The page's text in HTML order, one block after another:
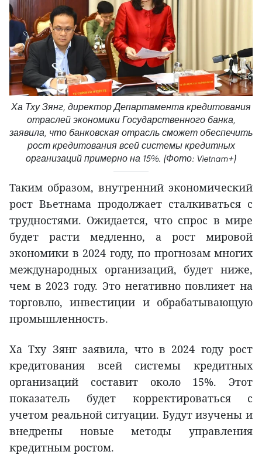
Ха Тху Зянг, директор Департамента кредитования
отраслей экономики Государственного банка,
заявила, что банковская отрасль сможет обеспечить
рост кредитования всей системы кредитных
организаций примерно на 15%. (Фото: Vietnam+)
Таким образом, внутренний экономический
рост Вьетнама продолжает сталкиваться с
трудностями. Ожидается, что спрос в мире
будет расти медленно, а рост мировой
экономики в 2024 году, по прогнозам многих
международных организаций, будет ниже,
чем в 2023 году. Это негативно повлияет на
торговлю, инвестиции и обрабатывающую
промышленность.
Ха Тху Зянг заявила, что в 2024 году рост
кредитования всей системы кредитных
организаций составит около 15%. Этот
показатель будет корректироваться с
учетом реальной ситуации. Будут изучены и
внедрены новые методы управления
кредитным ростом.